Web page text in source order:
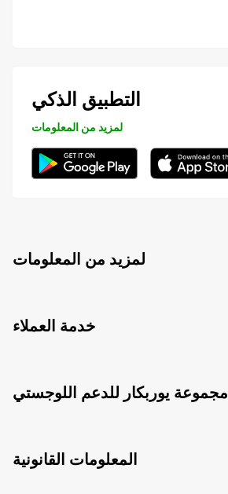
التطبيق الذكي
لمزيد من المعلومات
لمزيد من المعلومات
خدمة العملاء
مجموعة يوربكار للدعم اللوجستي
المعلومات القانونية